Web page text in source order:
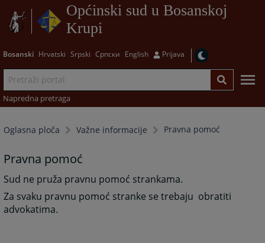
Općinski sud u Bosanskoj
Krupi
Bosanski Hrvatski Srpski Српски English Prijava
Napredna pretraga
Oglasna ploča Važne informacije Pravna pomoć
Pravna pomoć
Sud ne pruža pravnu pomoć strankama.
Za svaku pravnu pomoć stranke se trebaju obratiti
advokatima.